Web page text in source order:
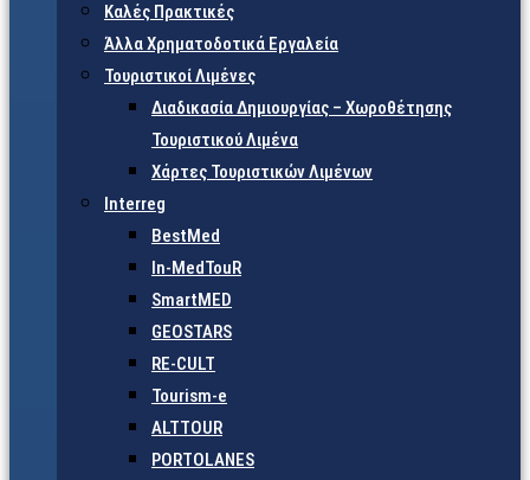
Καλές Πρακτικές
Άλλα Χρηματοδοτικά Εργαλεία
Τουριστικοί Λιμένες
Διαδικασία Δημιουργίας – Χωροθέτησης
Τουριστικού Λιμένα
Χάρτες Τουριστικών Λιμένων
Interreg
BestMed
In-MedTouR
SmartMED
GEOSTARS
RE-CULT
Tourism-e
ALTTOUR
PORTOLANES